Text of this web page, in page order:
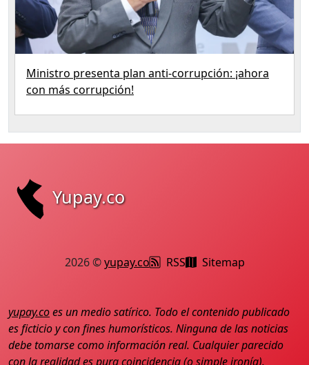
Ministro presenta plan anti-corrupción: ¡ahora
con más corrupción!
Yupay.co
2026 ©yupay.co RSS Sitemap
yupay.coes un medio satírico. Todo el contenido publicado
es ficticio y con fines humorísticos. Ninguna de las noticias
debe tomarse como información real. Cualquier parecido
con la realidad es pura coincidencia (o simple ironía).